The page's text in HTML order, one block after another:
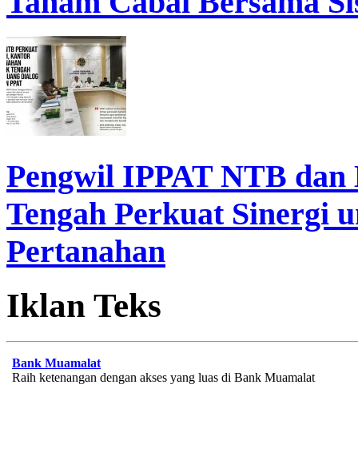
Pengwil IPPAT NTB
Tengah Perkuat Sinergi
Pertanahan
Iklan Teks
Bank Muamalat
Raih ketenangan dengan akses yang luas di Bank Muamalat